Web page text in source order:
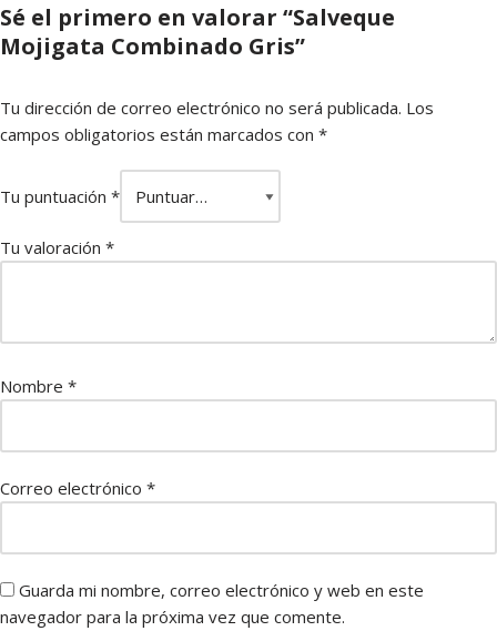
Sé el primero en valorar “Salveque
Mojigata Combinado Gris”
Tu dirección de correo electrónico no será publicada. Los
campos obligatorios están marcados con *
Tu puntuación *
Tu valoración *
Nombre *
Correo electrónico *
Guarda mi nombre, correo electrónico y web en este
navegador para la próxima vez que comente.